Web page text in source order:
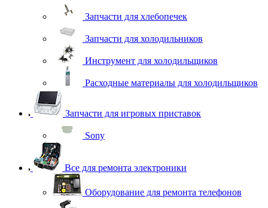
Запчасти для хлебопечек
Запчасти для холодильников
Инструмент для холодильщиков
Расходные материалы для холодильщиков
Запчасти для игровых приставок
Sony
Все для ремонта электроники
Оборудование для ремонта телефонов